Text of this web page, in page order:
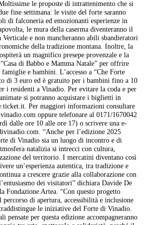
le proposte di intrattenimento che si
fine settimana: le visite del forte saranno
di falconeria ed emozionanti esperienze in
le mura della caserma diventeranno il
Verticale e non mancheranno abili sbandieratori
della tradizione montana. Inoltre, la
un magnifico presepe provenzale e la
di Babbo e Mamma Natale” per offrire
e bambini. L’accesso a “Che Forte
di 3 euro ed è gratuito per i bambini fino a 10
i residenti a Vinadio. Per evitare la coda e per
si potranno acquistare i biglietti in
Per maggiori informazioni consultare
oppure telefonare al 0171/1670042
dalle ore 10 alle ore 17) o scrivere una e-
“Anche per l’edizione 2025
di Vinadio sia un luogo di incontro e di
natalizia si intrecci con cultura,
del territorio. I mercatini diventano così
un’esperienza autentica, tra tradizione e
a crescere grazie alla collaborazione con
dei visitatori” dichiara Davide De
Fondazione Artea. “Con questo progetto
di apertura, accessibilità e inclusione
le iniziative del Forte di Vinadio.
pensate per questa edizione accompagneranno